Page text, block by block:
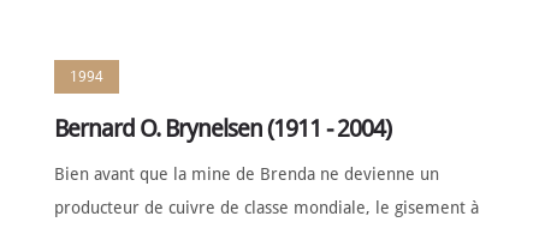
1994
Bernard O. Brynelsen (1911 - 2004)
Bien avant que la mine de Brenda ne devienne un
producteur de cuivre de classe mondiale, le gisement à